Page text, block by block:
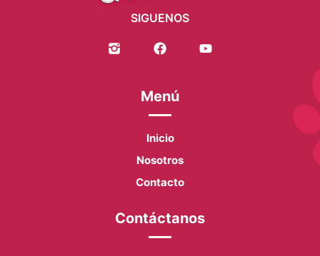
SIGUENOS
Menú
Inicio
Nosotros
Contacto
Contáctanos